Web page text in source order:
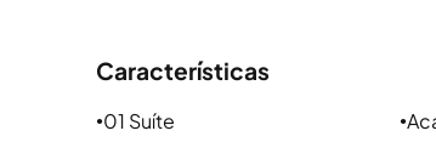
Se você está pensando em alugar
Características
●01 Suíte ●